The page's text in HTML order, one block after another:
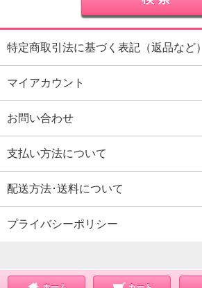
特定商取引法に基づく表記（返品など）
マイアカウント
お問い合わせ
支払い方法について
配送方法･送料について
プライバシーポリシー